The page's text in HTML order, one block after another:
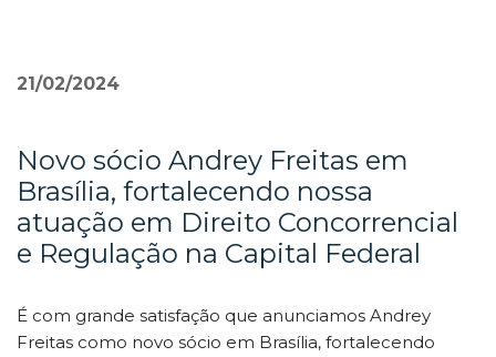
»
Novo sócio Andrey Freitas em
Brasília, fortalecendo nossa
atuação em Direito Concorrencial
e Regulação na Capital Federal
21/02/2024
É com grande satisfação que anunciamos Andrey
Freitas como novo sócio em Brasília, fortalecendo